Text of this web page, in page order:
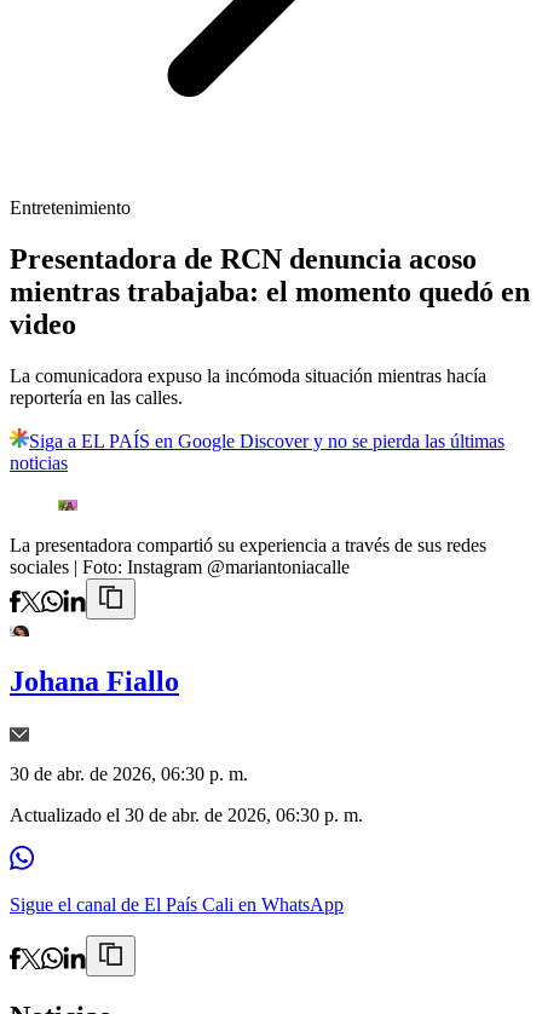
Entretenimiento
Presentadora de RCN denuncia acoso
mientras trabajaba: el momento quedó en
video
La comunicadora expuso la incómoda situación mientras hacía
reportería en las calles.
Siga a EL PAÍS en Google Discover y no se pierda las últimas
noticias
La presentadora compartió su experiencia a través de sus redes
sociales | Foto: Instagram @mariantoniacalle
Johana Fiallo
30 de abr. de 2026, 06:30 p. m.
Actualizado el 30 de abr. de 2026, 06:30 p. m.
Sigue el canal de El País Cali en WhatsApp